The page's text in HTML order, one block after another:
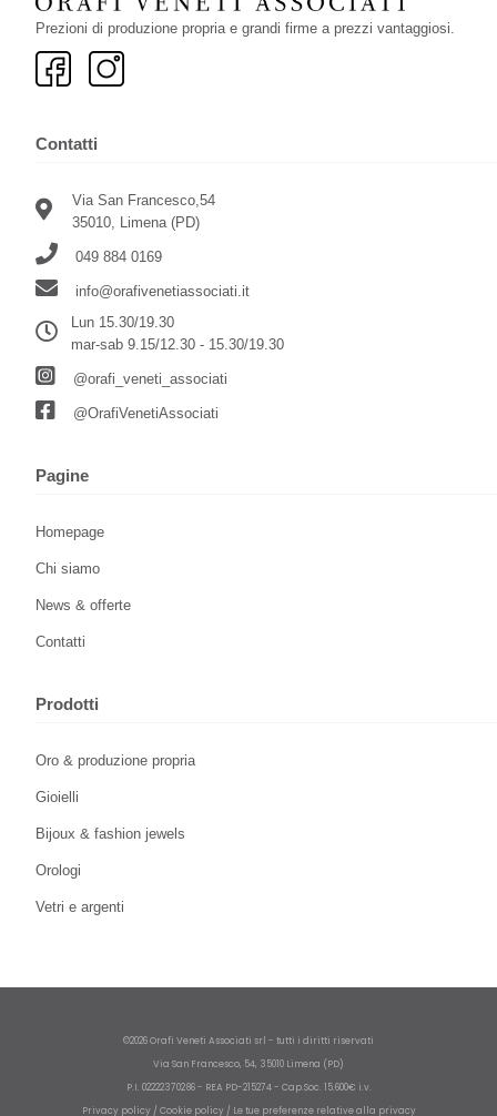
Prezioni di produzione propria e grandi firme a prezzi vantaggiosi.
Contatti
Via San Francesco,54
35010, Limena (PD)
049 884 0169
info@orafivenetiassociati.it
Lun 15.30/19.30
mar-sab 9.15/12.30 - 15.30/19.30
@orafi_veneti_associati
@OrafiVenetiAssociati
Pagine
Homepage
Chi siamo
News & offerte
Contatti
Prodotti
Oro & produzione propria
Gioielli
Bijoux & fashion jewels
Orologi
Vetri e argenti
©2026 Orafi Veneti Associati srl - tutti i diritti riservati
Via San Francesco, 54, 35010 Limena (PD)
P.I. 02222370286 - REA PD-215274 - Cap.Soc. 15.600€ i.v.
Privacy policy/ Cookie policy/ Le tue preferenze relative alla privacy